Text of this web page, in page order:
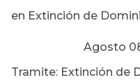
en Extinción de
Agosto 08
Tramite: Extinción de